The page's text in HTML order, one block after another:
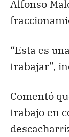
Alfonso
“Esta es
trabajar”,
Comentó
trabajo en